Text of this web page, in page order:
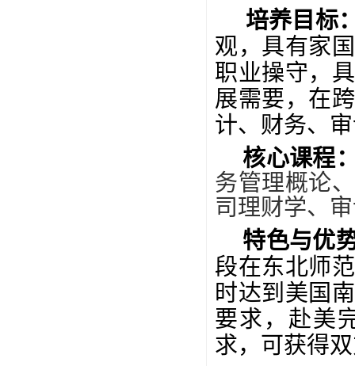
培养目标
观，具有家
职业操守，
展需要，在
计、财务、
核心课程
务管理概论
司理财学、
特色与优
段在东北师
时达到美国
要求，赴美
求，可获得